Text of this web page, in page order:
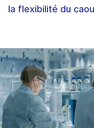
la flexibilité du